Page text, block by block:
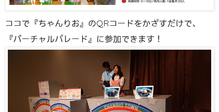
ココで『ちゃんりお』のQRコードをかざすだけで、
『バーチャルパレード』に参加できます！